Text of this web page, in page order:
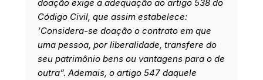
doação exige a adequação ao artigo 538 do
Código Civil, que assim estabelece:
‘Considera-se doação o contrato em que
uma pessoa, por liberalidade, transfere do
seu patrimônio bens ou vantagens para o de
outra”. Ademais, o artigo 547 daquele